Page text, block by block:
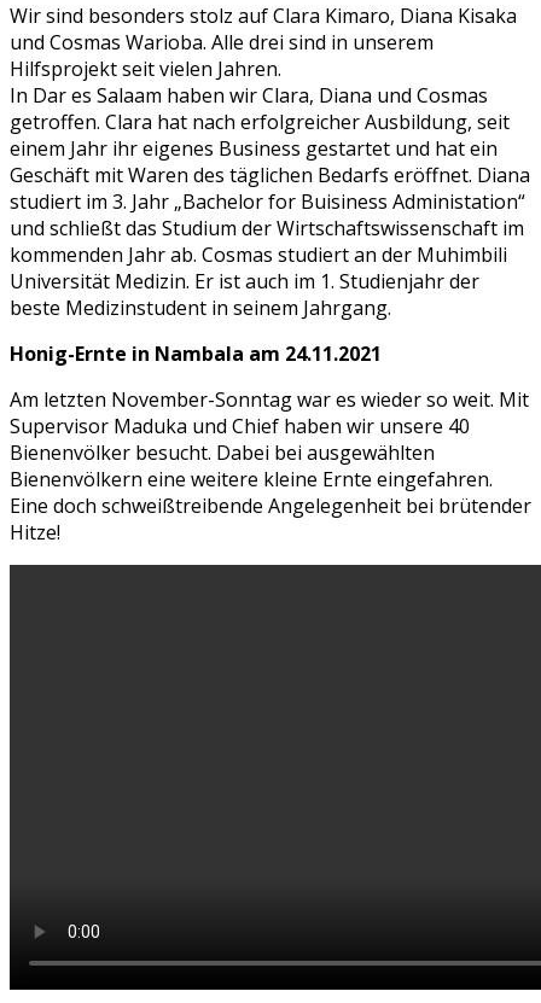
Wir sind besonders stolz auf Clara Kimaro, Diana Kisaka
und Cosmas Warioba. Alle drei sind in unserem
Hilfsprojekt seit vielen Jahren.
In Dar es Salaam haben wir Clara, Diana und Cosmas
getroffen. Clara hat nach erfolgreicher Ausbildung, seit
einem Jahr ihr eigenes Business gestartet und hat ein
Geschäft mit Waren des täglichen Bedarfs eröffnet. Diana
studiert im 3. Jahr „Bachelor for Buisiness Administation“
und schließt das Studium der Wirtschaftswissenschaft im
kommenden Jahr ab. Cosmas studiert an der Muhimbili
Universität Medizin. Er ist auch im 1. Studienjahr der
beste Medizinstudent in seinem Jahrgang.
Honig-Ernte in Nambala am 24.11.2021
Am letzten November-Sonntag war es wieder so weit. Mit
Supervisor Maduka und Chief haben wir unsere 40
Bienenvölker besucht. Dabei bei ausgewählten
Bienenvölkern eine weitere kleine Ernte eingefahren.
Eine doch schweißtreibende Angelegenheit bei brütender
Hitze!